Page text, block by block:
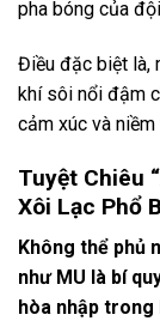
pha bóng của
Điều đặc biệt là,
khí sôi nổi đậm
cảm xúc và
Tuyệt Chiêu
Xôi Lạc Phổ
Không thể phủ
như MU là bí
hòa nhập trong